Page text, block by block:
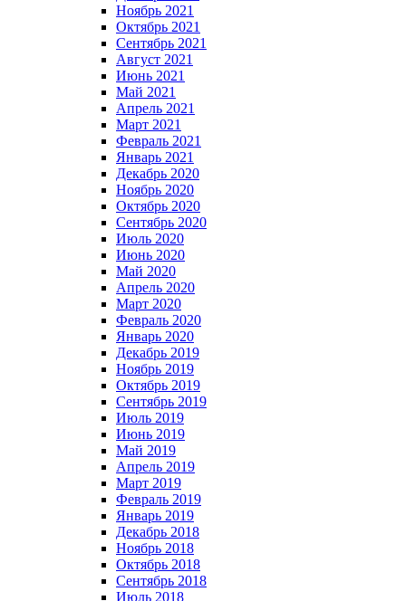
Ноябрь 2021
Октябрь 2021
Сентябрь 2021
Август 2021
Июнь 2021
Май 2021
Апрель 2021
Март 2021
Февраль 2021
Январь 2021
Декабрь 2020
Ноябрь 2020
Октябрь 2020
Сентябрь 2020
Июль 2020
Июнь 2020
Май 2020
Апрель 2020
Март 2020
Февраль 2020
Январь 2020
Декабрь 2019
Ноябрь 2019
Октябрь 2019
Сентябрь 2019
Июль 2019
Июнь 2019
Май 2019
Апрель 2019
Март 2019
Февраль 2019
Январь 2019
Декабрь 2018
Ноябрь 2018
Октябрь 2018
Сентябрь 2018
Июль 2018